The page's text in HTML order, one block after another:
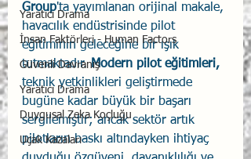
Yaratıcı Drama
İnsan Faktörleri - Human Factors
Güvenli Davranış
Yaratıcı Drama
Duygusal Zeka Koçluğu
Uçak Kazaları
Group'ta yayımlanan orijinal makale,
havacılık endüstrisinde pilot
eğitiminin geleceğine bir ışık
tutmaktadır. Modern pilot eğitimleri,
teknik yetkinlikleri geliştirmede
bugüne kadar büyük bir başarı
sergilemiştir; ancak sektör artık
pilotların baskı altındayken ihtiyaç